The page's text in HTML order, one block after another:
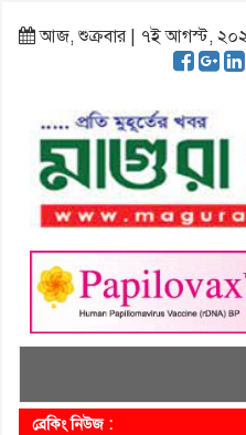
আজ, শুক্রবার | ৭ই আগস্ট,
ব্রেকিং নিউজ :